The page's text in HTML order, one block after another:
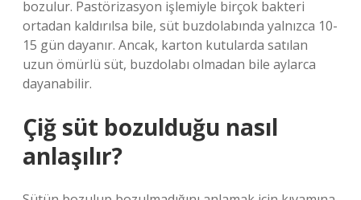
bozulur. Pastörizasyon işlemiyle birçok bakteri
ortadan kaldırılsa bile, süt buzdolabında yalnızca 10-
15 gün dayanır. Ancak, karton kutularda satılan
uzun ömürlü süt, buzdolabı olmadan bile aylarca
dayanabilir.
Çiğ süt bozulduğu nasıl
anlaşılır?